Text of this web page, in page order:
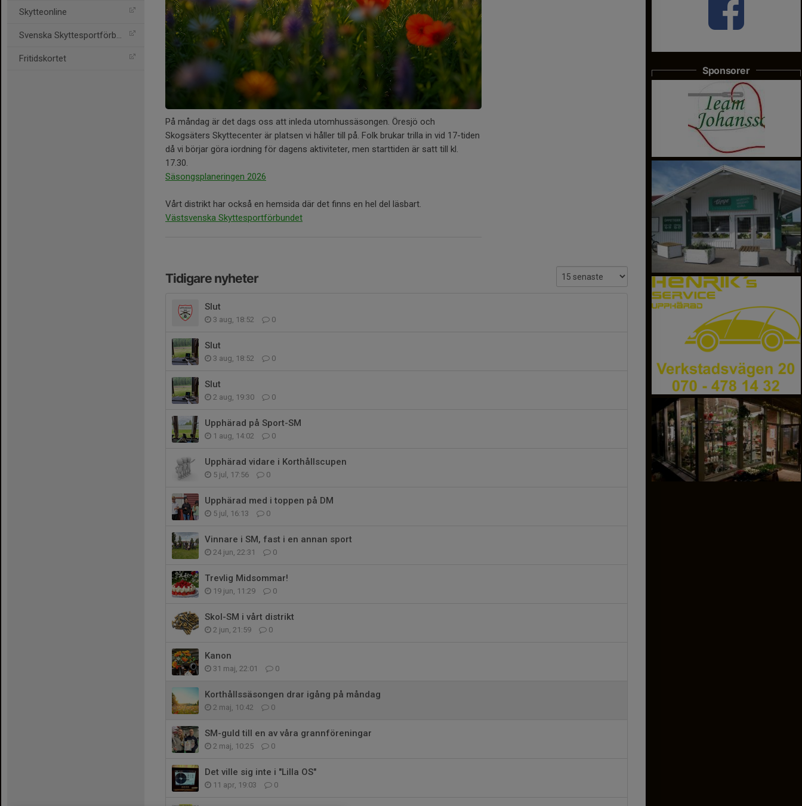
Skytteonline
Svenska Skyttesportförbun
Fritidskortet
På måndag är det dags oss att inleda utomhussäsongen. Öresjö och
Skogsäters Skyttecenter är platsen vi håller till på. Folk brukar trilla in vid 17-tiden
då vi börjar göra iordning för dagens aktiviteter, men starttiden är satt till kl.
17.30.
Säsongsplaneringen 2026
Vårt distrikt har också en hemsida där det finns en hel del läsbart.
Västsvenska Skyttesportförbundet
Tidigare nyheter
Slut
3 aug, 18:52 0
Slut
3 aug, 18:52 0
Slut
2 aug, 19:30 0
Upphärad på Sport-SM
1 aug, 14:02 0
Upphärad vidare i Korthållscupen
5 jul, 17:56 0
Upphärad med i toppen på DM
5 jul, 16:13 0
Vinnare i SM, fast i en annan sport
24 jun, 22:31 0
Trevlig Midsommar!
19 jun, 11:29 0
Skol-SM i vårt distrikt
2 jun, 21:59 0
Kanon
31 maj, 22:01 0
Korthållssäsongen drar igång på måndag
2 maj, 10:42 0
SM-guld till en av våra grannföreningar
2 maj, 10:25 0
Det ville sig inte i "Lilla OS"
11 apr, 19:03 0
Sponsorer